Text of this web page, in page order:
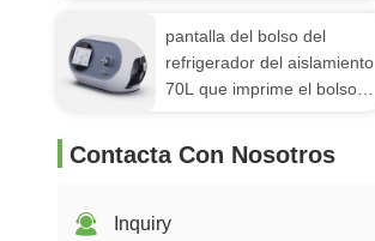
paño de 40L Oxford
pantalla del bolso del
refrigerador del aislamiento
70L que imprime el bolso
Contacta Con Nosotros
Inquiry